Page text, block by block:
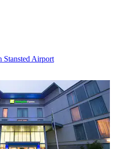
Airport